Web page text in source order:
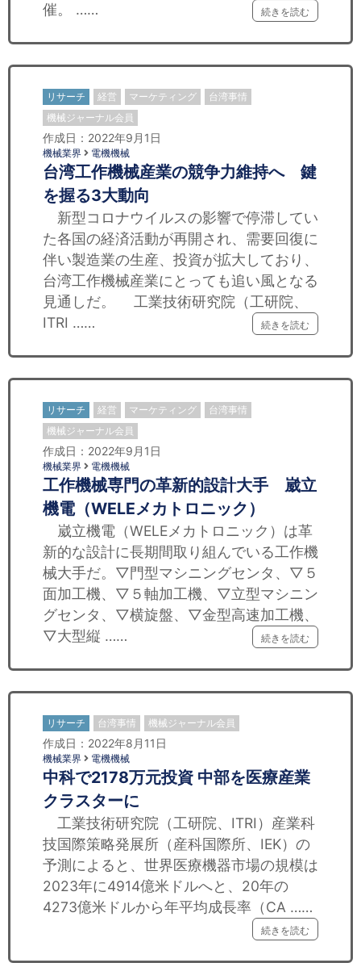
催。 ……
続きを読む
リサーチ 経営 マーケティング
台湾事情
機械ジャーナル会員
作成日：2022年9月1日
機械業界 電機機械
台湾工作機械産業の競争力維持へ 鍵
を握る3大動向
新型コロナウイルスの影響で停滞してい
た各国の経済活動が再開され、需要回復に
伴い製造業の生産、投資が拡大しており、
台湾工作機械産業にとっても追い風となる
見通しだ。 工業技術研究院（工研院、
ITRI ……
続きを読む
リサーチ 経営 マーケティング
台湾事情
機械ジャーナル会員
作成日：2022年9月1日
機械業界 電機機械
工作機械専門の革新的設計大手 崴立
機電（WELEメカトロニック）
崴立機電（WELEメカトロニック）は革
新的な設計に長期間取り組んでいる工作機
械大手だ。▽門型マシニングセンタ、▽５
面加工機、▽５軸加工機、▽立型マシニン
グセンタ、▽横旋盤、▽金型高速加工機、
▽大型縦 ……
続きを読む
リサーチ 台湾事情 機械ジャーナル会員
作成日：2022年8月11日
機械業界 電機機械
中科で2178万元投資 中部を医療産業
クラスターに
工業技術研究院（工研院、ITRI）産業科
技国際策略発展所（産科国際所、IEK）の
予測によると、世界医療機器市場の規模は
2023年に4914億米ドルへと、20年の
4273億米ドルから年平均成長率（CA ……
続きを読む